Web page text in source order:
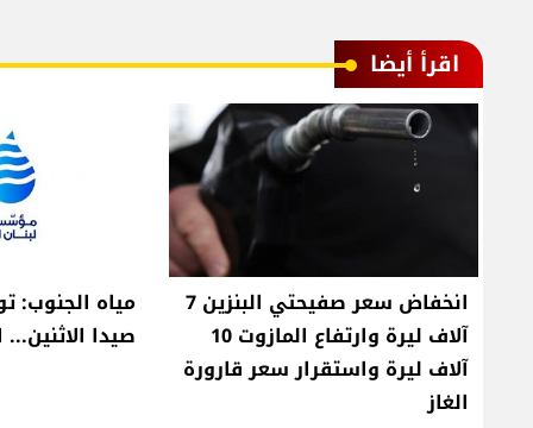
اقرأ أيضا
انخفاض سعر صفيحتي البنزين 7
آلاف ليرة وارتفاع المازوت 10
آلاف ليرة واستقرار سعر قارورة
الغاز
مياه الجنوب:
صيدا